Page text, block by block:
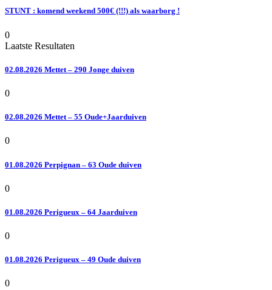
STUNT : komend weekend 500€ (!!!) als waarborg !
0
Laatste Resultaten
02.08.2026 Mettet – 290 Jonge duiven
0
02.08.2026 Mettet – 55 Oude+Jaarduiven
0
01.08.2026 Perpignan – 63 Oude duiven
0
01.08.2026 Perigueux – 64 Jaarduiven
0
01.08.2026 Perigueux – 49 Oude duiven
0